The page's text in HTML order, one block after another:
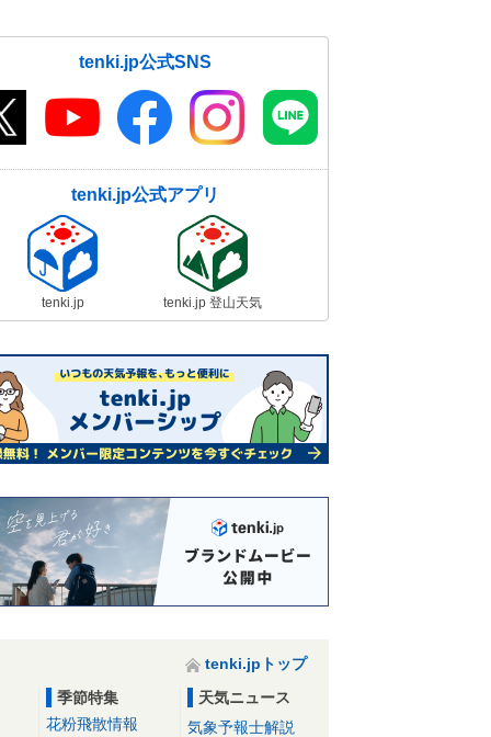
tenki.jp公式SNS
tenki.jp公式アプリ
tenki.jp tenki.jp 登山天気
tenki.jpトップ
季節特集
花粉飛散情報
天気ニュース
気象予報士解説